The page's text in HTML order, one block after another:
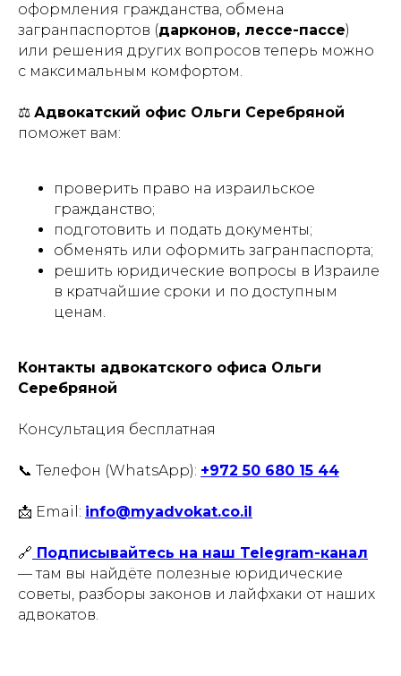
оформления гражданства, обмена
загранпаспортов (дарконов, лессе-пассе)
или решения других вопросов теперь можно
с максимальным комфортом.
⚖️ Адвокатский офис Ольги Серебряной
поможет вам:
проверить право на израильское
гражданство;
подготовить и подать документы;
обменять или оформить загранпаспорта;
решить юридические вопросы в Израиле
в кратчайшие сроки и по доступным
ценам.
Контакты адвокатского офиса Ольги
Серебряной
Консультация бесплатная
📞 Телефон (WhatsApp): +972 50 680 15 44
📩 Email: info@myadvokat.co.il
🔗 Подписывайтесь на наш Telegram-канал
— там вы найдёте полезные юридические
советы, разборы законов и лайфхаки от наших
адвокатов.